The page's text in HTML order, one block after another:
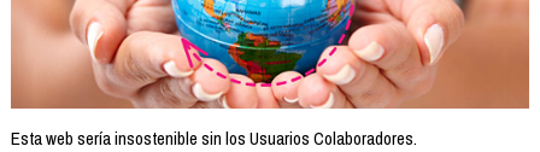
Esta web sería insostenible sin los Usuarios Colaboradores.